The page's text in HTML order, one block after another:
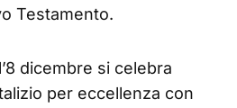
Testamento.
dicembre si celebra
per eccellenza con